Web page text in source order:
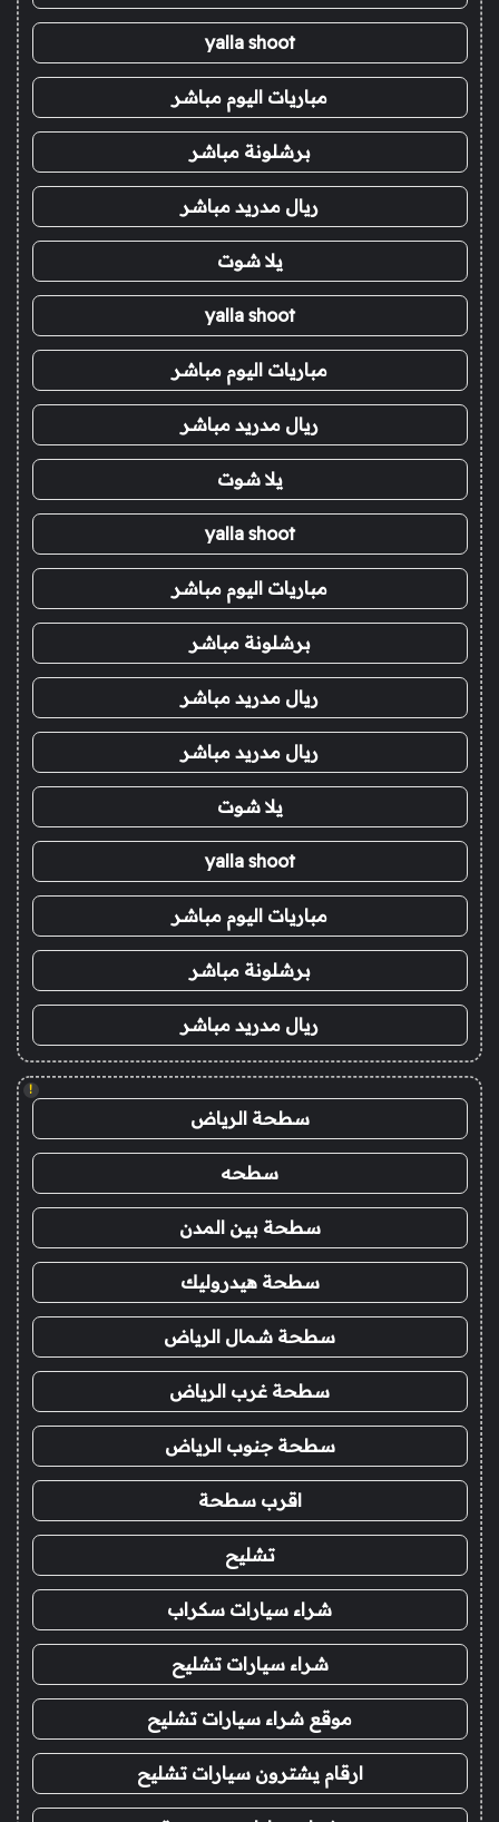
yalla shoot
مباريات اليوم مباشر
برشلونة مباشر
ريال مدريد مباشر
يلا شوت
yalla shoot
مباريات اليوم مباشر
ريال مدريد مباشر
يلا شوت
yalla shoot
مباريات اليوم مباشر
برشلونة مباشر
ريال مدريد مباشر
ريال مدريد مباشر
يلا شوت
yalla shoot
مباريات اليوم مباشر
برشلونة مباشر
ريال مدريد مباشر
!
سطحة الرياض
سطحه
سطحة بين المدن
سطحة هيدروليك
سطحة شمال الرياض
سطحة غرب الرياض
سطحة جنوب الرياض
اقرب سطحة
تشليح
شراء سيارات سكراب
شراء سيارات تشليح
موقع شراء سيارات تشليح
ارقام يشترون سيارات تشليح